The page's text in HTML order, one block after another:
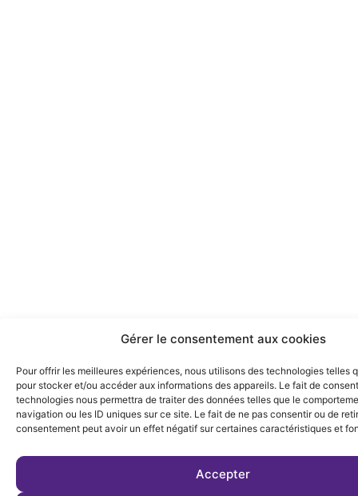
Gérer le consentement aux cookies
Pour offrir les meilleures expériences, nous utilisons des technologies telles
pour stocker et/ou accéder aux informations des appareils. Le fait de
technologies nous permettra de traiter des données telles que le
navigation ou les ID uniques sur ce site. Le fait de ne pas consentir ou de
consentement peut avoir un effet négatif sur certaines caractéristiques et
Accepter